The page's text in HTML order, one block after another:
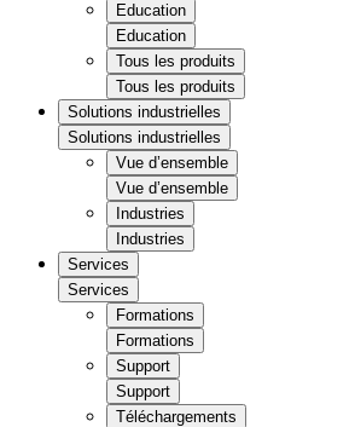
Education
Education
Tous les produits
Tous les produits
Solutions industrielles
Solutions industrielles
Vue d’ensemble
Vue d’ensemble
Industries
Industries
Services
Services
Formations
Formations
Support
Support
Téléchargements